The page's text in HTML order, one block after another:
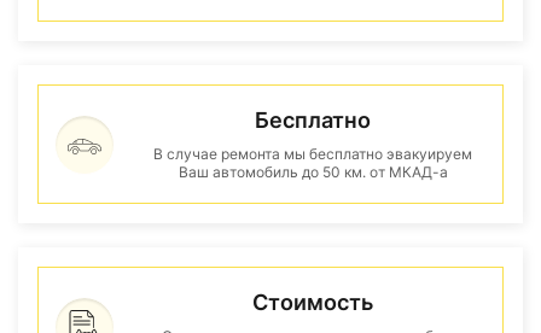
Бесплатно
В случае ремонта мы бесплатно эвакуируем
Ваш автомобиль до 50 км. от МКАД-а
Стоимость